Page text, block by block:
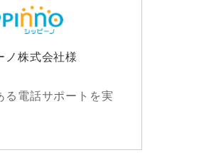
ノ株式会社様
る電話サポートを実